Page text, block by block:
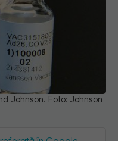
Johnson. Foto: Johnson